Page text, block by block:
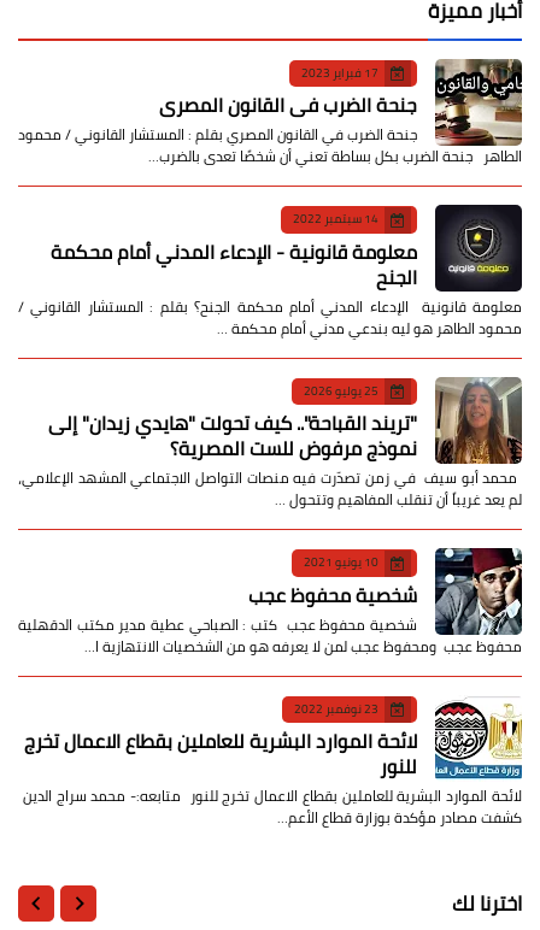
أخبار مميزة
17 فبراير 2023
جنحة الضرب في القانون المصري
جنحة الضرب في القانون المصري بقلم : المستشار القانوني / محمود
الطاهر جنحة الضرب بكل بساطة تعني أن شخصًا تعدى بالضرب…
14 سبتمبر 2022
معلومة قانونية - الإدعاء المدني أمام محكمة
الجنح
معلومة قانونية الإدعاء المدني أمام محكمة الجنح؟ بقلم : المستشار القانوني /
محمود الطاهر هو ليه بندعي مدني أمام محكمة …
25 يوليو 2026
​"تريند القباحة".. كيف تحولت "هايدي زيدان" إلى
نموذج مرفوض للست المصرية؟
​ محمد أبو سيف ​في زمن تصدّرت فيه منصات التواصل الاجتماعي المشهد الإعلامي،
لم يعد غريباً أن تنقلب المفاهيم وتتحول …
10 يونيو 2021
شخصية محفوظ عجب
شخصية محفوظ عجب كتب : الصباحي عطية مدير مكتب الدقهلية
محفوظ عجب ومحفوظ عجب لمن لا يعرفه هو من الشخصيات الانتهازية ا…
23 نوفمبر 2022
لائحة الموارد البشرية للعاملين بقطاع الاعمال تخرج
للنور
لائحة الموارد البشرية للعاملين بقطاع الاعمال تخرج للنور متابعه:- محمد سراج الدين
كشفت مصادر مؤكدة بوزارة قطاع الأعم…
اخترنا لك